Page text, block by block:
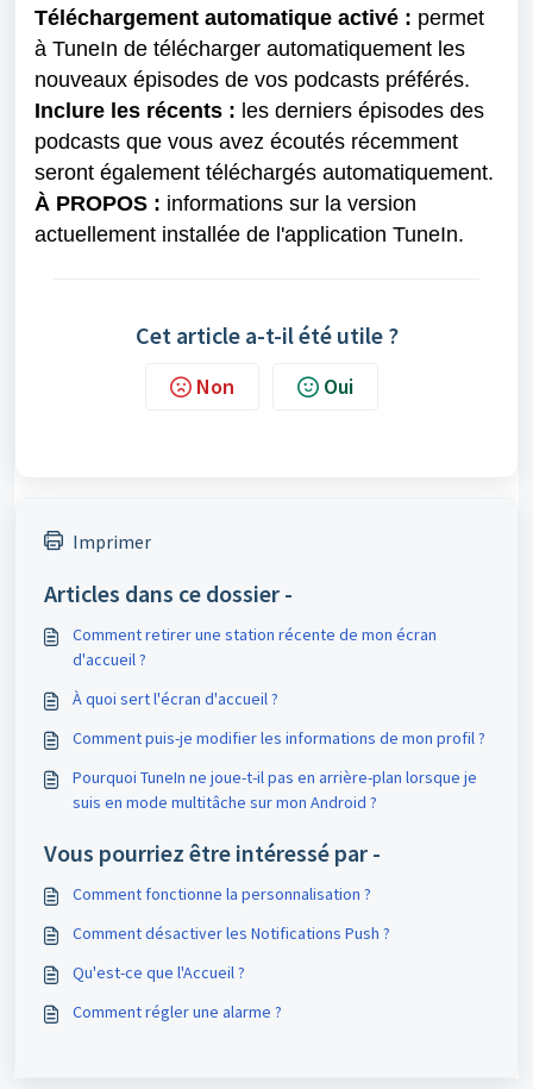
Téléchargement automatique activé : permet
à TuneIn de télécharger automatiquement les
nouveaux épisodes de vos podcasts préférés.
Inclure les récents : les derniers épisodes des
podcasts que vous avez écoutés récemment
seront également téléchargés automatiquement.
À PROPOS : informations sur la version
actuellement installée de l'application TuneIn.
Cet article a-t-il été utile ?
Non Oui
Imprimer
Articles dans ce dossier -
Comment retirer une station récente de mon écran
d'accueil ?
À quoi sert l'écran d'accueil ?
Comment puis-je modifier les informations de mon profil ?
Pourquoi TuneIn ne joue-t-il pas en arrière-plan lorsque je
suis en mode multitâche sur mon Android ?
Vous pourriez être intéressé par -
Comment fonctionne la personnalisation ?
Comment désactiver les Notifications Push ?
Qu'est-ce que l'Accueil ?
Comment régler une alarme ?